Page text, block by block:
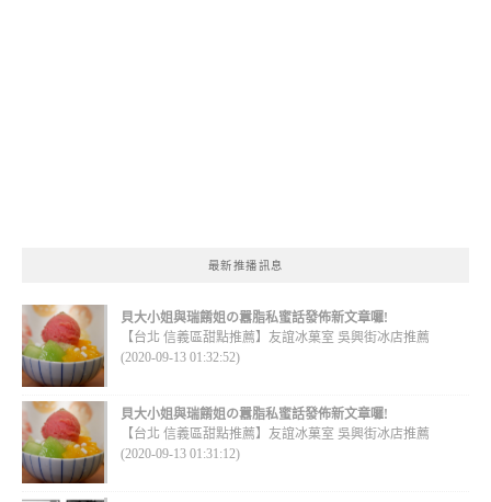
最新推播訊息
貝大小姐與瑞餚姐の囂脂私蜜話發佈新文章囉!
【台北 信義區甜點推薦】友誼冰菓室 吳興街冰店推薦
(2020-09-13 01:32:52)
貝大小姐與瑞餚姐の囂脂私蜜話發佈新文章囉!
【台北 信義區甜點推薦】友誼冰菓室 吳興街冰店推薦
(2020-09-13 01:31:12)